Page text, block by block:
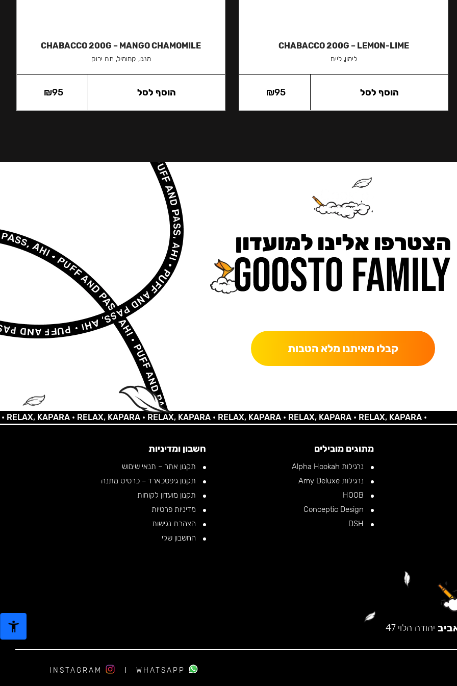
CHABACCO 200G – LEMON-LIME
לימון, ליים
₪95 הוסף לסל
CHABACCO 200G – MANGO CHAMOMILE
מנגו, קמומיל, תה ירוק
₪95 הוסף לסל
הצטרפו אלינו למועדון
קבלו מאיתנו מלא הטבות
KAPARA •RELAX, KAPARA •RELAX, KAPARA •RELAX, KAPARA •RELAX, KAPARA •RELAX, KAPARA •
מתוגים מובילים
נרגילות Alpha Hookah
נרגילות Amy Deluxe
חשבון ומדיניות
תקנון אתר – תנאי שימוש
תקנון גיפטכארד – כרטיס מתנה
תקנון מועדון לקוחות
מדיניות פרטיות
הצהרת נגישות
החשבון שלי
יהודה הלוי 47
WHATSAPP
INSTAGRAM